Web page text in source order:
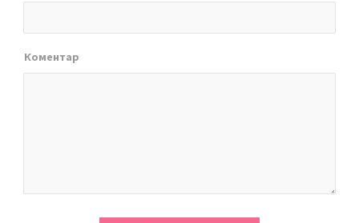
Коментар